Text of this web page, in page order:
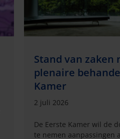
Stand van zaken
plenaire
Kamer
2 juli 2026
De Eerste Kamer wil de
te nemen aanpassingen